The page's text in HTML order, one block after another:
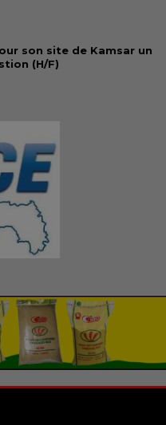
son site de Kamsar un
(H/F)